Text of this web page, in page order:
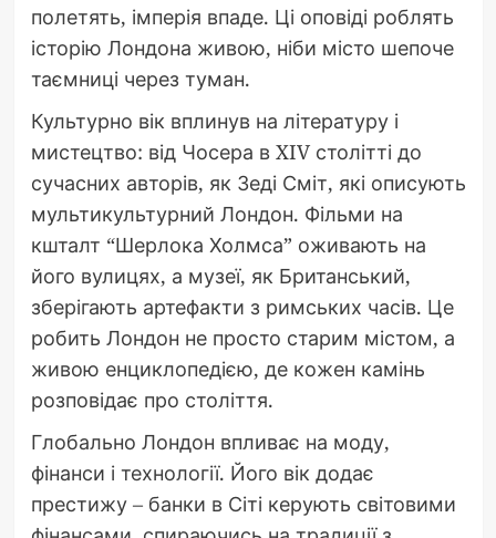
полетять, імперія впаде. Ці оповіді роблять
історію Лондона живою, ніби місто шепоче
таємниці через туман.
Культурно вік вплинув на літературу і
мистецтво: від Чосера в XIV столітті до
сучасних авторів, як Зеді Сміт, які описують
мультикультурний Лондон. Фільми на
кшталт “Шерлока Холмса” оживають на
його вулицях, а музеї, як Британський,
зберігають артефакти з римських часів. Це
робить Лондон не просто старим містом, а
живою енциклопедією, де кожен камінь
розповідає про століття.
Глобально Лондон впливає на моду,
фінанси і технології. Його вік додає
престижу – банки в Сіті керують світовими